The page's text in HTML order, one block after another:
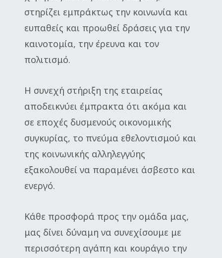
στηρίζει εμπράκτως την κοινωνία και
ευπαθείς και προωθεί δράσεις για την
καινοτομία, την έρευνα και τον
πολιτισμό.
Η συνεχή στήριξη της εταιρείας
αποδεικνύει έμπρακτα ότι ακόμα και
σε εποχές δυσμενούς οικονομικής
συγκυρίας, το πνεύμα εθελοντισμού και
της κοινωνικής αλληλεγγύης
εξακολουθεί να παραμένει άσβεστο και
ενεργό.
Κάθε προσφορά προς την ομάδα μας,
μας δίνει δύναμη να συνεχίσουμε με
περισσότερη αγάπη και κουράγιο την